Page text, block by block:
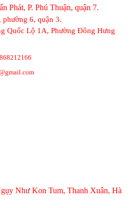
Phát, P. Phú Thuận, quận 7.
6, quận 3.
Quốc Lộ 1A, Phường Đông Hưng
Như Kon Tum, Thanh Xuân, Hà